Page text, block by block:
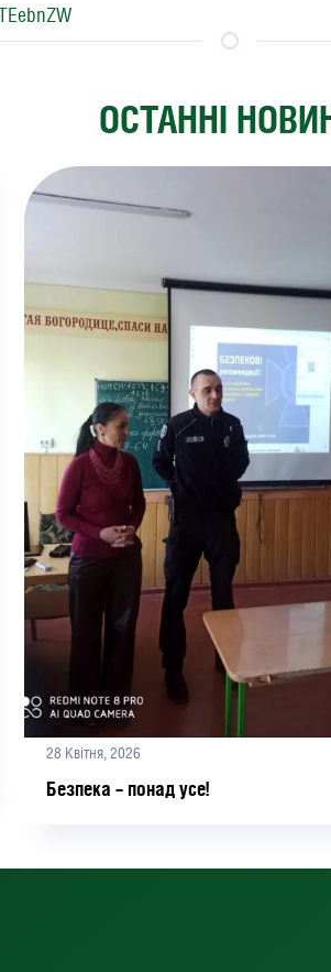
ОСТАННІ
28 Квітня, 2026
Безпека – понад усе!